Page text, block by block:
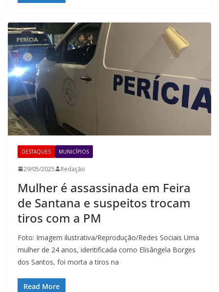
DESTAQUES MUNICÍPIOS
29/05/2025 Redação
Mulher é assassinada em Feira
de Santana e suspeitos trocam
tiros com a PM
Foto: Imagem ilustrativa/Reprodução/Redes Sociais Uma
mulher de 24 anos, identificada como Elisângela Borges
dos Santos, foi morta a tiros na
Read More